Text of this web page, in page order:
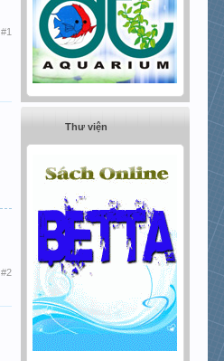
#1
#2
Thư viện